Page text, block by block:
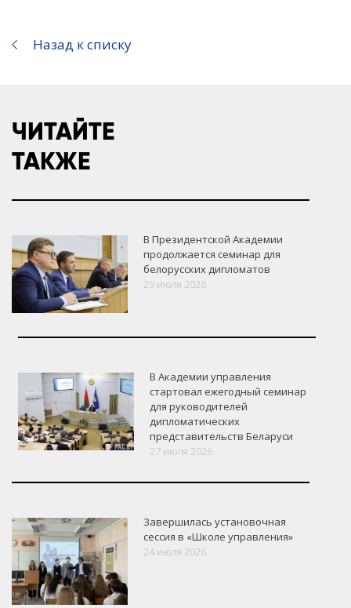
Назад к списку
ЧИТАЙТЕ
ТАКЖЕ
В Президентской Академии
продолжается семинар для
белорусских дипломатов
29 июля 2026
В Академии управления
стартовал ежегодный семинар
для руководителей
дипломатических
представительств Беларуси
27 июля 2026
Завершилась установочная
сессия в «Школе управления»
24 июля 2026